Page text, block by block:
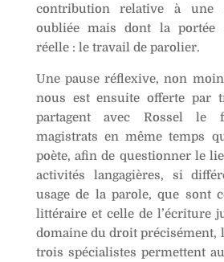
contribution relative à une
oubliée mais dont la portée
réelle : le travail de parolier.
Une pause réflexive, non
nous est ensuite offerte par
partagent avec Rossel le
magistrats en même temps
poète, afin de questionner le
activités langagières, si
usage de la parole, que sont
littéraire et celle de l’écriture
domaine du droit précisément,
trois spécialistes permettent